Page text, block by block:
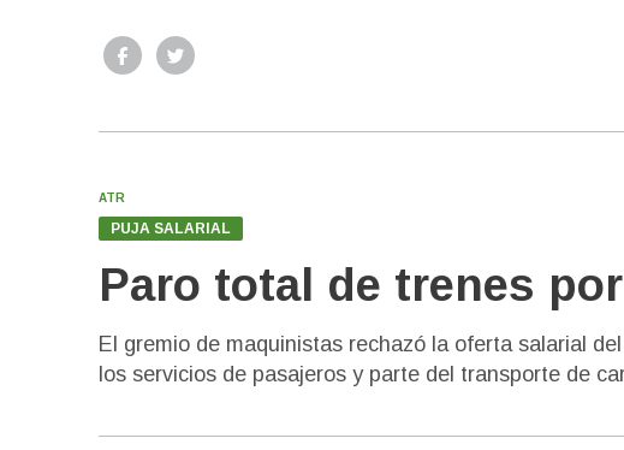
ATR
PUJA SALARIAL
Paro total de trenes
El gremio de maquinistas rechazó la oferta salarial
los servicios de pasajeros y parte del transporte de